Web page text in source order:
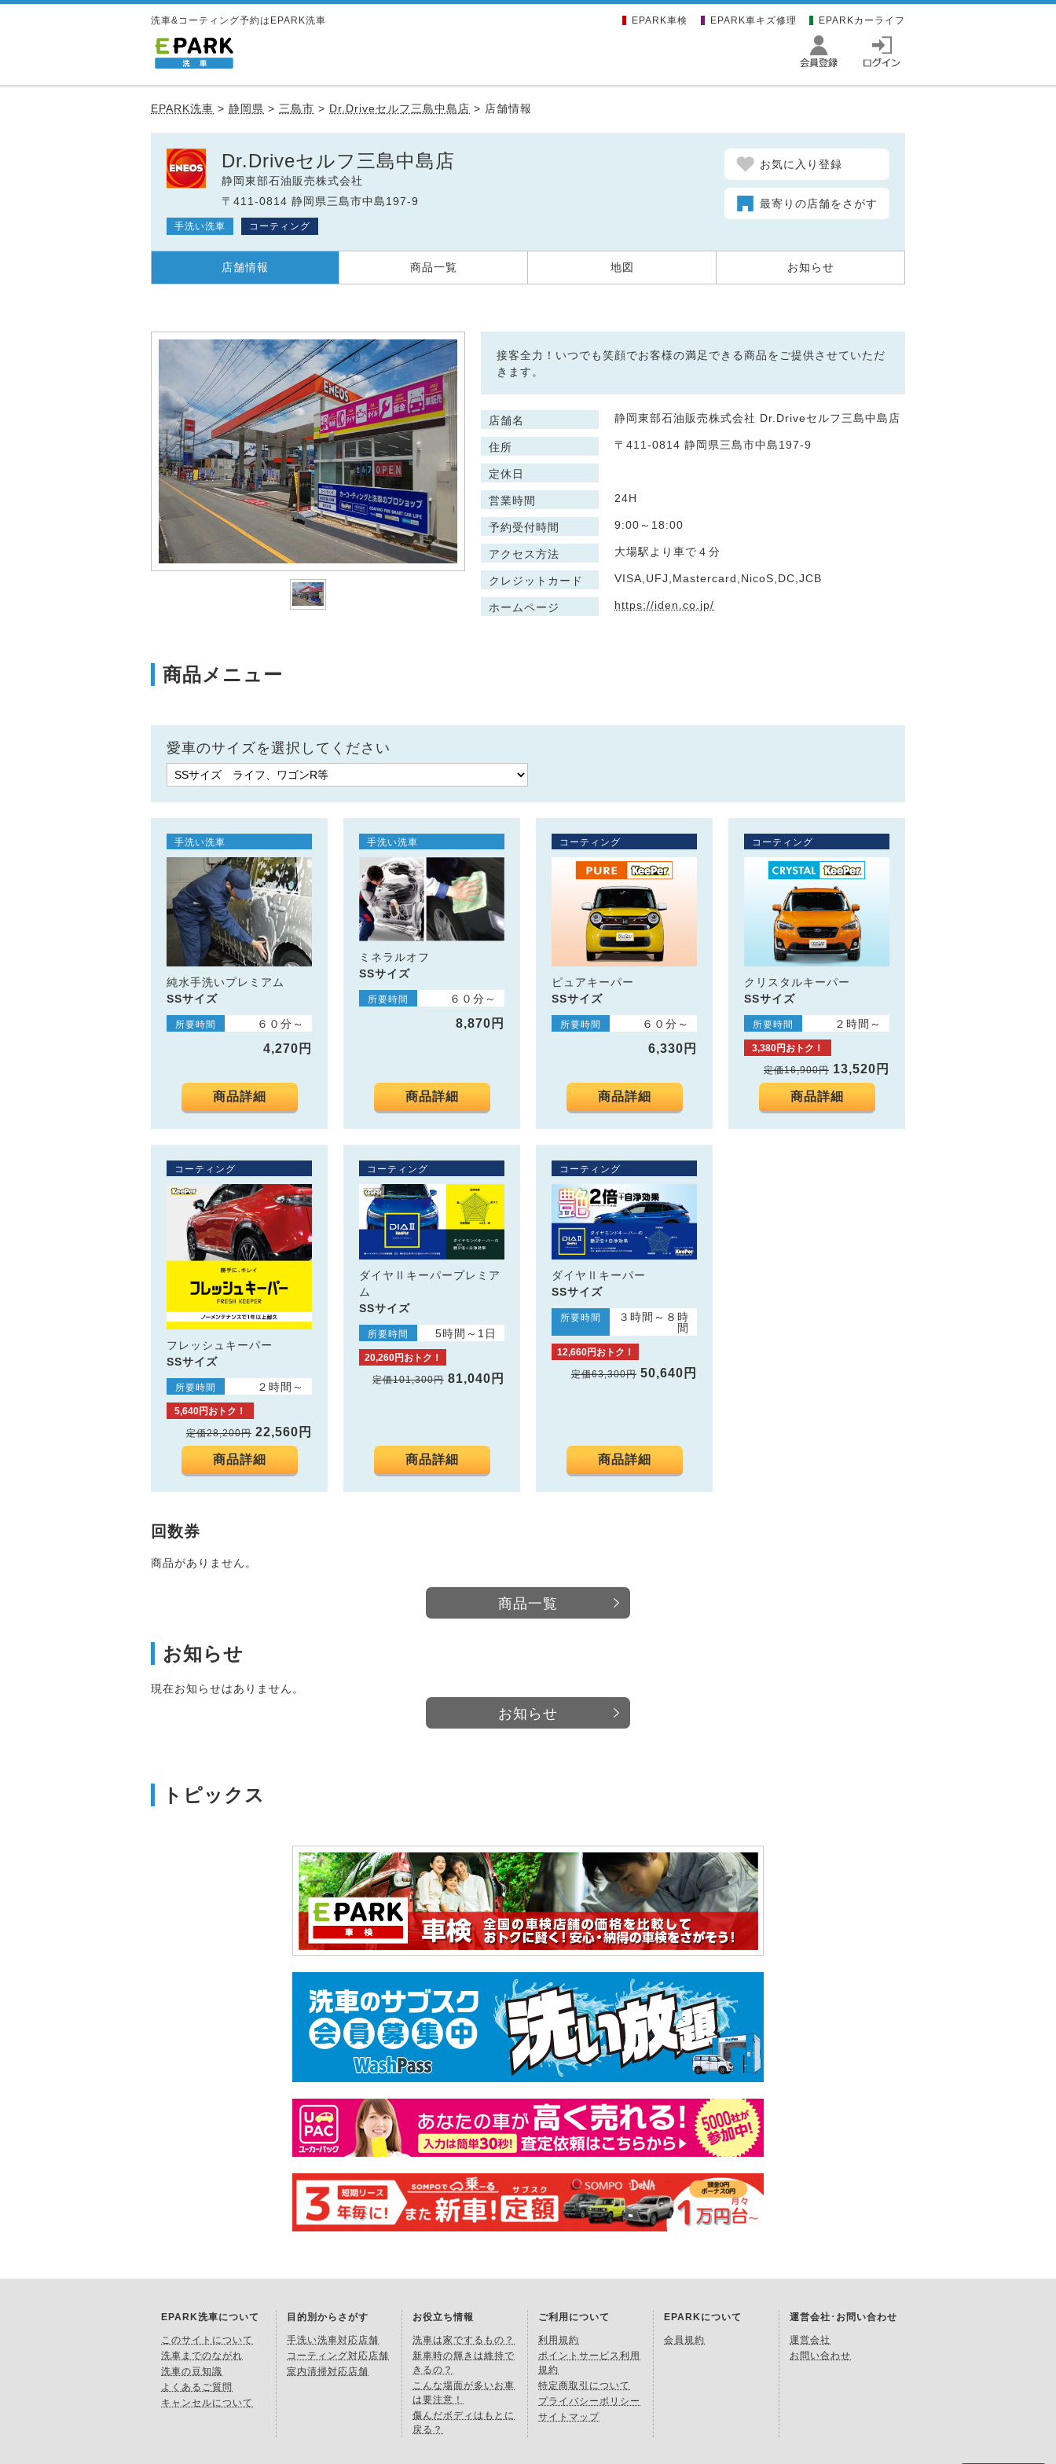
洗車&コーティング予約はEPARK洗車 EPARK車検 EPARK車キズ修理 EPARKカーライフ
EPARK洗車 > 静岡県 > 三島市 > Dr.Driveセルフ三島中島店 > 店舗情報
Dr.Driveセルフ三島中島店
静岡東部石油販売株式会社
〒411-0814 静岡県三島市中島197-9
手洗い洗車 コーティング
お気に入り登録
最寄りの店舗をさがす
店舗情報 商品一覧 地図 お知らせ
接客全力！いつでも笑顔でお客様の満足できる商品をご提供させていただ
きます。
店舗名 静岡東部石油販売株式会社 Dr.Driveセルフ三島中島店
住所 〒411-0814 静岡県三島市中島197-9
定休日
営業時間 24H
予約受付時間 9:00～18:00
アクセス方法 大場駅より車で４分
クレジットカード VISA,UFJ,Mastercard,NicoS,DC,JCB
ホームページ https://iden.co.jp/
商品メニュー
愛車のサイズを選択してください
手洗い洗車
純水手洗いプレミアム
SSサイズ
所要時間 ６０分～
4,270円
商品詳細
手洗い洗車
ミネラルオフ
SSサイズ
所要時間 ６０分～
8,870円
商品詳細
コーティング
ピュアキーパー
SSサイズ
所要時間 ６０分～
6,330円
商品詳細
コーティング
クリスタルキーパー
SSサイズ
所要時間 ２時間～
3,380円おトク！
定価16,900円 13,520円
商品詳細
コーティング
フレッシュキーパー
SSサイズ
所要時間 ２時間～
5,640円おトク！
定価28,200円 22,560円
商品詳細
コーティング
ダイヤⅡキーパープレミア
ム
SSサイズ
所要時間 5時間～1日
20,260円おトク！
定価101,300円 81,040円
商品詳細
コーティング
ダイヤⅡキーパー
SSサイズ
所要時間
３時間～８時
間
12,660円おトク！
定価63,300円 50,640円
商品詳細
回数券
商品がありません。
商品一覧
お知らせ
現在お知らせはありません。
お知らせ
トピックス
EPARK洗車について
このサイトについて
洗車までのながれ
洗車の豆知識
よくあるご質問
キャンセルについて
目的別からさがす
手洗い洗車対応店舗
コーティング対応店舗
室内清掃対応店舗
お役立ち情報
洗車は家でするもの？
新車時の輝きは維持で
きるの？
こんな場面が多いお車
は要注意！
傷んだボディはもとに
戻る？
ご利用について
利用規約
ポイントサービス利用
規約
特定商取引について
プライバシーポリシー
サイトマップ
EPARKについて
会員規約
運営会社･お問い合わせ
運営会社
お問い合わせ